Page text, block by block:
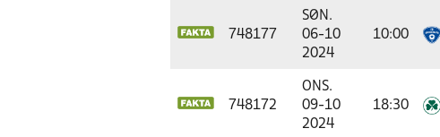
748177
SØN.
06-10
2024
10:00
748172
ONS.
09-10
2024
18:30